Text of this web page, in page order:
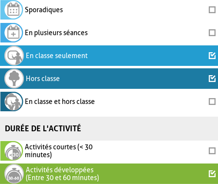
Sporadiques
En plusieurs séances
En classe seulement
Hors classe
En classe et hors classe
DURÉE DE L'ACTIVITÉ
Activités courtes (< 30
minutes)
Activités développées
(Entre 30 et 60 minutes)